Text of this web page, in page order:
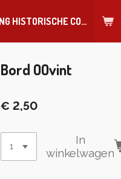
WEBSHOP STICHTING HISTORISCHE COLLECTIE REGIMENT
Bord OOvint
€ 2,50
In
winkelwagen